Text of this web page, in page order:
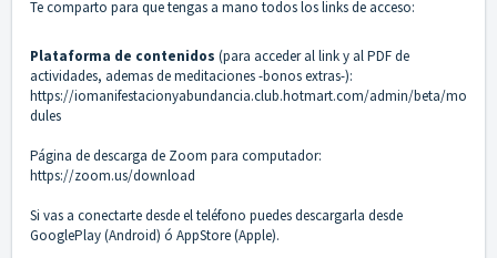
Te comparto para que tengas a mano todos los links de acceso:
Plataforma de contenidos (para acceder al link y al PDF de
actividades, ademas de meditaciones -bonos extras-):
https://iomanifestacionyabundancia.club.hotmart.com/admin/beta/mo
dules
Página de descarga de Zoom para computador:
https://zoom.us/download
Si vas a conectarte desde el teléfono puedes descargarla desde
GooglePlay (Android) ó AppStore (Apple).